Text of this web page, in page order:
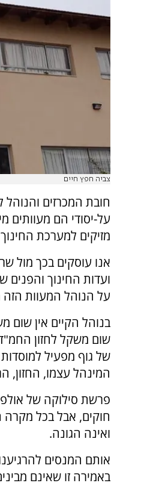
צביה חפץ חיים
חובת המכרזים והנוהל
על-יסודי הם מעוותים
מזיקים למערכת
אנו עוסקים בכך מול
ועדות החינוך
על הנוהל המעוות
בנוהל הקיים אין שום
שום משקל לחזון
של גוף מפעיל
המינהל עצמו, החזון,
פרשת סילוקה של
חוקים, אבל בכל מקרה
ואינה הגונה.
אותם המנסים
באמירה זו שאינם